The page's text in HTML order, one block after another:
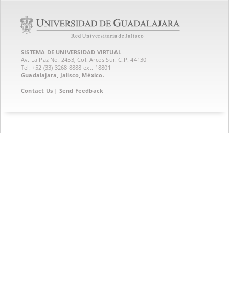
SISTEMA DE UNIVERSIDAD VIRTUAL
Av. La Paz No. 2453, Col. Arcos Sur. C.P. 44130
Tel: +52 (33) 3268 8888‏ ext. 18801
Guadalajara, Jalisco, México.
Contact Us | Send Feedback